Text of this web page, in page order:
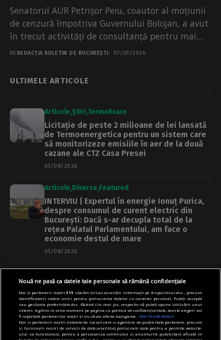
Senatorul AUR Petrișor Peiu, coautor al moțiunii
de cenzură împotriva Guvernului Bolojan, a avut
în trecut activități de consultanță pentru mai
multe corporații...
DE REDACȚIA BULETIN DE BUCUREȘTI 07/05/2026
ULTIMELE ARTICOLE
Articole Știri Termoficare
Licitație de peste 2 milioane de lei lansată
de Termoenergetica pentru un sistem care
să monitorizeze emisiile în aer de la două
cazane ale CTZ Casa Presei
05/08/2026
Articole Diverse Featured
INTERVIU | Expertul în energie Ionuț Purica,
despre consumul de curent electric din
București: Dacă s-ar decupla total de la
rețea Palatul Parlamentului, am face o
economie destul de mare
05/08/2026
Regulament nou pentru promenada și Insula
Lacul Morii, pus în dezbatere publică. Ce
activități vor fi interzise
05/08/2026
Nouă ne pasă ca datele tale personale să rămână confidențiale
Noi și partenerii noștri915 stocăm și/sau accesăm informații pe dispozitivul dvs., precum
identificatorii cookie unici pentru prelucrarea datelor cu caracter personal. Puteți accepta
sau gestiona preferințele dvs. făcând clic mai jos, respectiv vă puteți opune utilizării unui
interes legitim în orice moment pe pagina cu politica de confidențialitate. Aceste alegeri vor
fi raportate partenerilor noștri și nu vă vor afecta navigarea.
Mai multe detalii
Noi si partenerii nostri (retelele de socializare si agentiile de publicitate partenere, precum
si furnizorii nostri de servicii de date analitice) prelucram date pentru a permite website-
ului sa functioneze, pentru a personaliza continutul si anunturile publicitare afisate in